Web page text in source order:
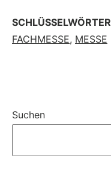
SCHLÜSSELWÖRTER
FACHMESSE, MESSE
Suchen